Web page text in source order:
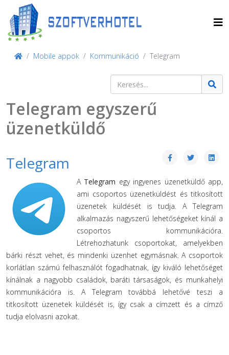
Mobile appok Kommunikáció Telegram
Keresés
Telegram egyszerű
üzenetküldő
Telegram
A Telegram egy ingyenes üzenetküldő app,
ami csoportos üzenetküldést és titkosított
üzenetek küldését is tudja. A Telegram
alkalmazás nagyszerű lehetőségeket kínál a
csoportos kommunikációra.
Létrehozhatunk csoportokat, amelyekben
bárki részt vehet, és mindenki üzenhet egymásnak. A csoportok
korlátlan számú felhasználót fogadhatnak, így kiváló lehetőséget
kínálnak a nagyobb családok, baráti társaságok, és munkahelyi
kommunikációra is. A Telegram továbbá lehetővé teszi a
titkosított üzenetek küldését is, így csak a címzett és a címző
tudja elolvasni azokat.